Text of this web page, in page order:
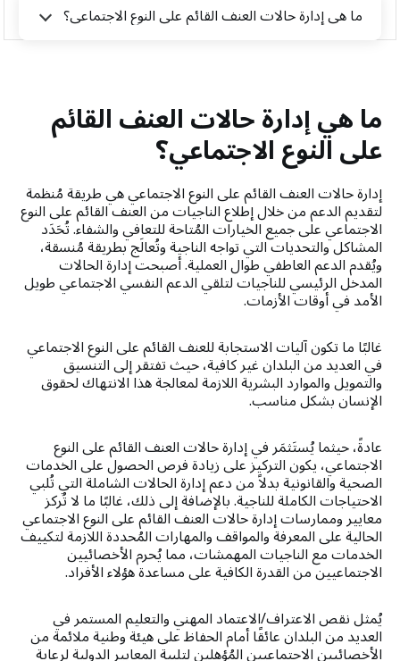
ما هي إدارة حالات العنف القائم على النوع الاجتماعي؟
ما هي إدارة حالات العنف القائم
على النوع الاجتماعي؟
إدارة حالات العنف القائم على النوع الاجتماعي هي طريقة مُنظمة
لتقديم الدعم من خلال إطلاع الناجيات من العنف القائم على النوع
الاجتماعي على جميع الخيارات المُتاحة للتعافي والشفاء. تُحَدَد
المشاكل والتحديات التي تواجه الناجية وتُعالَج بطريقة مُنسقة،
ويُقدم الدعم العاطفي طوال العملية. أصبحت إدارة الحالات
المدخل الرئيسي للناجيات لتلقي الدعم النفسي الاجتماعي طويل
الأمد في أوقات الأزمات.
غالبًا ما تكون آليات الاستجابة للعنف القائم على النوع الاجتماعي
في العديد من البلدان غير كافية، حيث تفتقر إلى التنسيق
والتمويل والموارد البشرية اللازمة لمعالجة هذا الانتهاك لحقوق
الإنسان بشكل مناسب.
عادةً، حيثما يُستَثمَر في إدارة حالات العنف القائم على النوع
الاجتماعي، يكون التركيز على زيادة فرص الحصول على الخدمات
الصحية والقانونية بدلاً من دعم إدارة الحالات الشاملة التي تُلبي
الاحتياجات الكاملة للناجية. بالإضافة إلى ذلك، غالبًا ما لا تُركز
معايير وممارسات إدارة حالات العنف القائم على النوع الاجتماعي
الحالية على المعرفة والمواقف والمهارات المُحددة اللازمة لتكييف
الخدمات مع الناجيات المهمشات، مما يُحرم الأخصائيين
الاجتماعيين من القدرة الكافية على مساعدة هؤلاء الأفراد.
يُمثل نقص الاعتراف/الاعتماد المهني والتعليم المستمر في
العديد من البلدان عائقًا أمام الحفاظ على هيئة وطنية ملائمة من
الأخصائيين الاجتماعيين المُؤهلين لتلبية المعايير الدولية لرعاية